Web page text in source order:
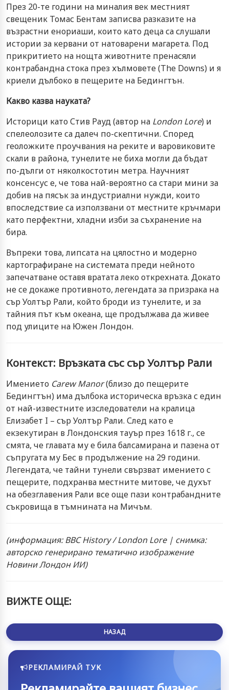
През 20-те години на миналия век местният
свещеник Томас Бентам записва разказите на
възрастни енориаши, които като деца са слушали
истории за кервани от натоварени магарета. Под
прикритието на нощта животните пренасяли
контрабандна стока през хълмовете (The Downs) и я
криели дълбоко в пещерите на Бедингтън.
Какво казва науката?
Историци като Стив Рауд (автор на London Lore) и
спелеолозите са далеч по-скептични. Според
геоложките проучвания на реките и варовиковите
скали в района, тунелите не биха могли да бъдат
по-дълги от няколкостотин метра. Научният
консенсус е, че това най-вероятно са стари мини за
добив на пясък за индустриални нужди, които
впоследствие са използвани от местните кръчмари
като перфектни, хладни изби за съхранение на
бира.
Въпреки това, липсата на цялостно и модерно
картографиране на системата преди нейното
запечатване оставя вратата леко открехната. Докато
не се докаже противното, легендата за призрака на
сър Уолтър Рали, който броди из тунелите, и за
тайния път към океана, ще продължава да живее
под улиците на Южен Лондон.
Контекст: Връзката със сър Уолтър Рали
Имението Carew Manor(близо до пещерите
Бедингтън) има дълбока историческа връзка с един
от най-известните изследователи на кралица
Елизабет I – сър Уолтър Рали. След като е
екзекутиран в Лондонския тауър през 1618 г., се
смята, че главата му е била балсамирана и пазена от
съпругата му Бес в продължение на 29 години.
Легендата, че тайни тунели свързват имението с
пещерите, подхранва местните митове, че духът
на обезглавения Рали все още пази контрабандните
съкровища в тъмнината на Мичъм.
(информация: BBC History / London Lore | снимка:
авторско генерирано тематично изображение
Новини Лондон ИИ)
ВИЖТЕ ОЩЕ:
НАЗАД
РЕКЛАМИРАЙ ТУК